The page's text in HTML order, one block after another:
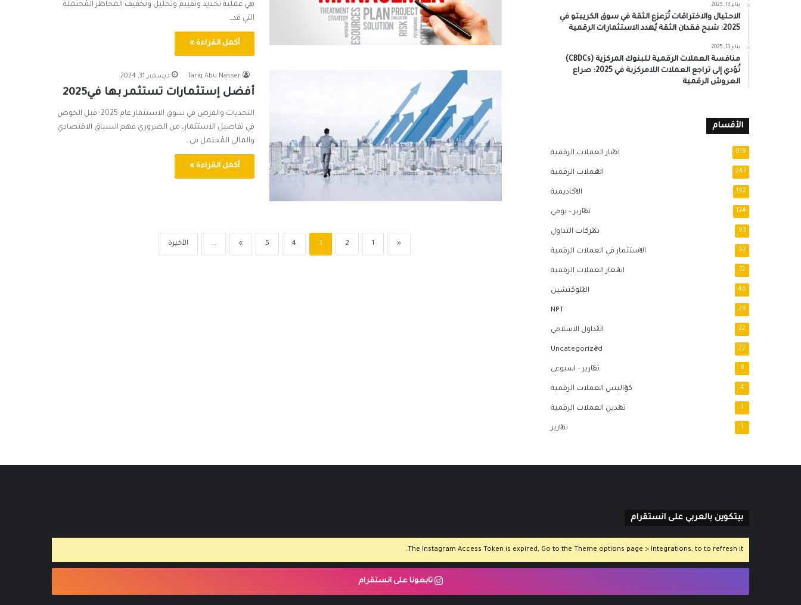
هي عملية تحديد وتقييم وتحليل وتخفيف المخاطر المُحتملة
التي قد…
أكمل القراءة »
Tariq Abu Nasser ديسمبر 31, 2024
أفضل إستثمارات تستثمر بها في2025
التحديات والفرص في سوق الاستثمار عام 2025: قبل الخوض
في تفاصيل الاستثمار، من الضروري فهم السياق الاقتصادي
والمالي المُحتمل في…
أكمل القراءة »
«
1
2
3
4
5
»
... الأخيرة
يناير 13, 2025
الاحتيال والاختراقات تُزعزع الثقة في سوق الكريبتو في
2025: شبح فقدان الثقة يُهدد الاستثمارات الرقمية
يناير 13, 2025
منافسة العملات الرقمية للبنوك المركزية (CBDCs)
تُؤدي إلى تراجع العملات اللامركزية في 2025: صراع
العروش الرقمية
الأقسام
اخبار العملات الرقمية 819
العملات الرقمية 247
الاكاديمية 192
تقارير – يومي 124
شركات التداول 93
الاستثمار في العملات الرقمية 92
اسعار العملات الرقمية 72
البلوكتشين 46
NFT 28
التداول الاسلامي 22
Uncategorized 22
تقارير – اسبوعي 8
كواليس العملات الرقمية 4
تعدين العملات الرقمية 3
تقارير 1
بيتكوين بالعربي على انستقرام
The Instagram Access Token is expired, Go to the Theme options page > Integrations, to to refresh it.
تابعونا على انستقرام